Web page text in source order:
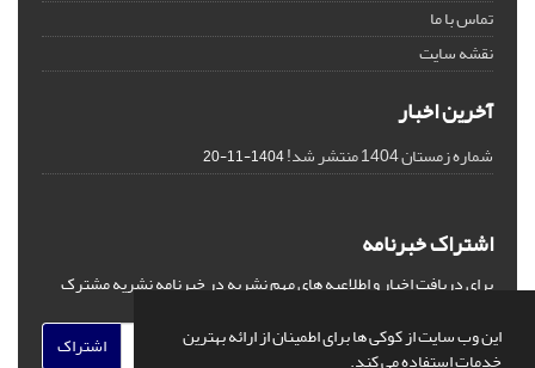
این وب سایت از کوکی ها برای اطمینان از ارائه بهترین
خدمات استفاده می کند.
تماس با ما
نقشه سایت
آخرین اخبار
شماره زمستان 1404 منتشر شد! 1404-11-20
اشتراک خبرنامه
برای دریافت اخبار و اطلاعیه های مهم نشریه در خبرنامه نشریه مشترک
اشتراک